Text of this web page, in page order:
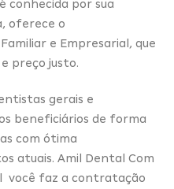
conhecida por sua
oferece o
e Empresarial, que
preço justo.
gerais e
beneficiários de forma
com ótima
atuais. Amil Dental Com
você faz a contratação